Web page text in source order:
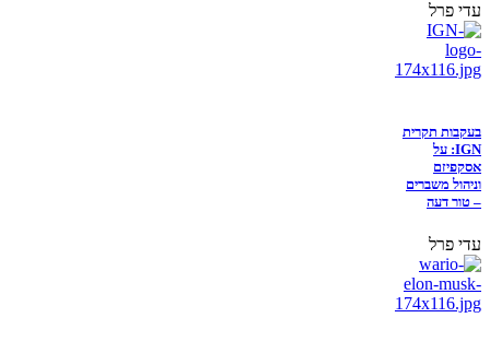
עדי פרל
בעקבות תקרית
IGN: על
אסקפיזם
וניהול משברים
– טור דעה
עדי פרל